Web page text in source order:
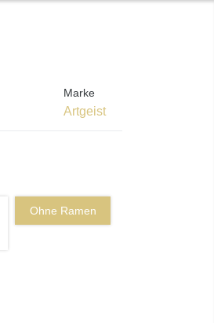
Marke
Artgeist
Ohne Ramen